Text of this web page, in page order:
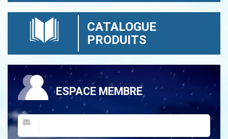
CATALOGUE
PRODUITS
ESPACE MEMBRE